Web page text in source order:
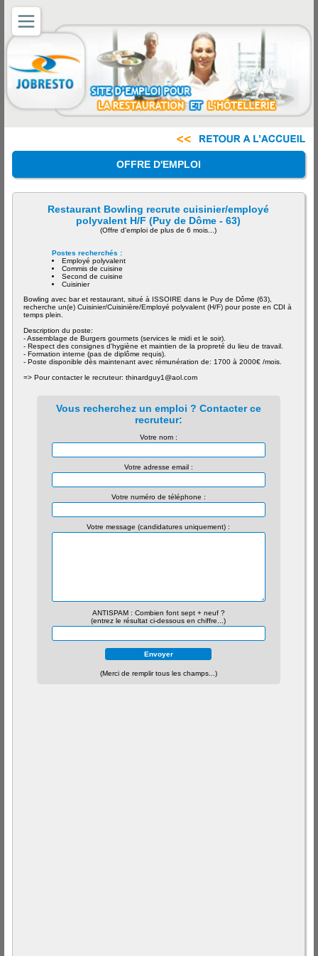
OFFRE D'EMPLOI
Restaurant Bowling recrute cuisinier/employé
polyvalent H/F (Puy de Dôme - 63)
(Offre d'emploi de plus de 6 mois...)
Postes recherchés :
Employé polyvalent
Commis de cuisine
Second de cuisine
Cuisinier
Bowling avec bar et restaurant, situé à ISSOIRE dans le Puy de Dôme (63),
recherche un(e) Cuisinier/Cuisinière/Employé polyvalent (H/F) pour poste en CDI à
temps plein.
Description du poste:
- Assemblage de Burgers gourmets (services le midi et le soir).
- Respect des consignes d'hygiène et maintien de la propreté du lieu de travail.
- Formation interne (pas de diplôme requis).
- Poste disponible dès maintenant avec rémunération de: 1700 à 2000€ /mois.
=> Pour contacter le recruteur: thinardguy1@aol.com
Vous recherchez un emploi ? Contacter ce
recruteur:
Votre nom :
Votre adresse email :
Votre numéro de téléphone :
Votre message (candidatures uniquement) :
ANTISPAM : Combien font sept + neuf ?
(entrez le résultat ci-dessous en chiffre...)
(Merci de remplir tous les champs...)